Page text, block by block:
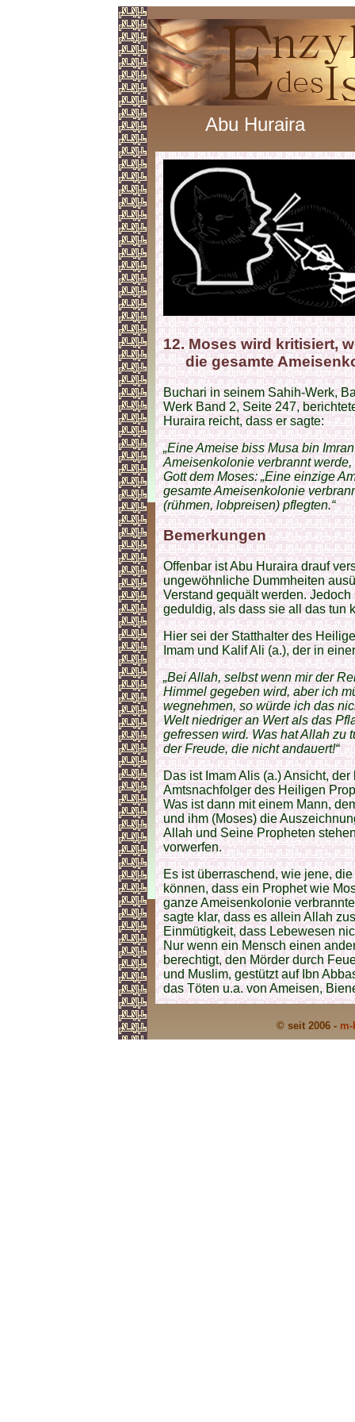
Abu Huraira
12. Moses wird kritisiert,
die gesamte
Buchari in seinem Sahih-Werk,
Werk Band 2, Seite 247,
Huraira reicht, dass er sagte:
„Eine Ameise biss Musa bin
Ameisenkolonie verbrannt
Gott dem Moses: „Eine einzige
gesamte Ameisenkolonie
(rühmen, lobpreisen) pflegten.“
Bemerkungen
Offenbar ist Abu Huraira drauf
ungewöhnliche Dummheiten
Verstand gequält werden.
geduldig, als dass sie all das tun
Hier sei der Statthalter des
Imam und Kalif Ali (a.), der in
„Bei Allah, selbst wenn mir der
Himmel gegeben wird, aber ich
wegnehmen, so würde ich das
Welt niedriger an Wert als das
gefressen wird. Was hat Allah zu
der Freude, die nicht andauert!“
Das ist Imam Alis (a.) Ansicht, der
Amtsnachfolger des Heiligen
Was ist dann mit einem Mann,
und ihm (Moses) die
Allah und Seine Propheten
vorwerfen.
Es ist überraschend, wie jene,
können, dass ein Prophet wie
ganze Ameisenkolonie
sagte klar, dass es allein Allah
Einmütigkeit, dass Lebewesen
Nur wenn ein Mensch einen
berechtigt, den Mörder durch
und Muslim, gestützt auf Ibn
das Töten u.a. von Ameisen,
© seit 2006 -